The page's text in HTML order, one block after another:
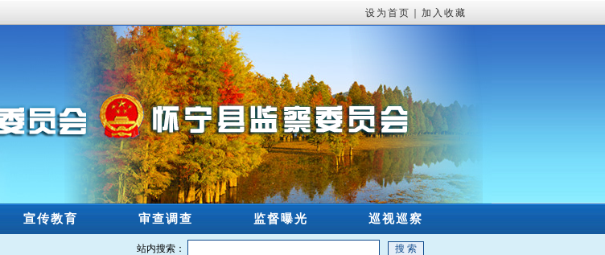
设为首页 加入收藏
宣传教育 审查调查 监督曝光 巡视巡察
站内搜索：